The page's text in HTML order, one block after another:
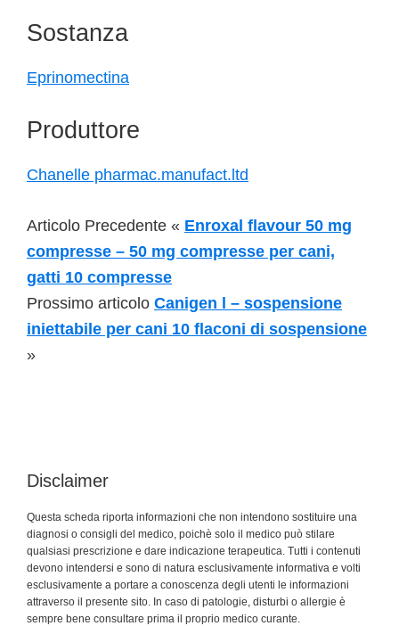
Sostanza
Eprinomectina
Produttore
Chanelle pharmac.manufact.ltd
Articolo Precedente « Enroxal flavour 50 mg
compresse – 50 mg compresse per cani,
gatti 10 compresse
Prossimo articolo Canigen l – sospensione
iniettabile per cani 10 flaconi di sospensione
»
Disclaimer
Questa scheda riporta informazioni che non intendono sostituire una
diagnosi o consigli del medico, poichè solo il medico può stilare
qualsiasi prescrizione e dare indicazione terapeutica. Tutti i contenuti
devono intendersi e sono di natura esclusivamente informativa e volti
esclusivamente a portare a conoscenza degli utenti le informazioni
attraverso il presente sito. In caso di patologie, disturbi o allergie è
sempre bene consultare prima il proprio medico curante.